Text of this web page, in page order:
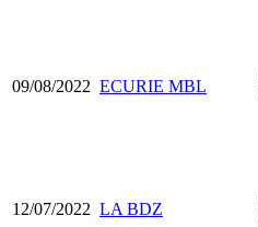
09/08/2022 ECURIE MBL
12/07/2022 LA BDZ